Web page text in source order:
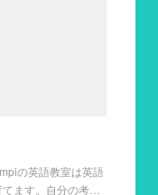
の英語教室は英語
ます。自分の考…